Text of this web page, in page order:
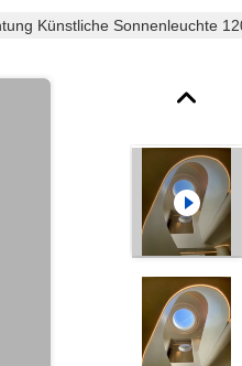
Künstliche Sonnenleuchte